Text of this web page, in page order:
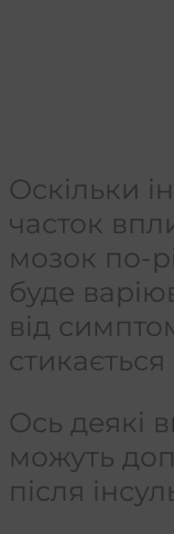
Оскільки
часток
мозок по-
буде
від
Ось деякі
можуть
після